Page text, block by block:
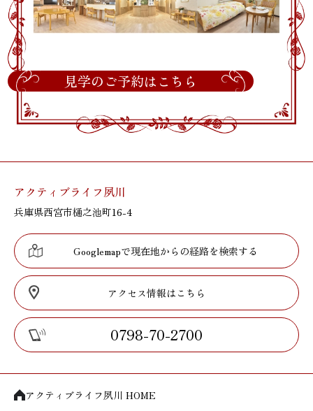
見学のご予約はこちら
アクティブライフ夙川
兵庫県西宮市樋之池町16-4
Googlemapで現在地からの経路を検索する
アクセス情報はこちら
0798-70-2700
アクティブライフ夙川 HOME